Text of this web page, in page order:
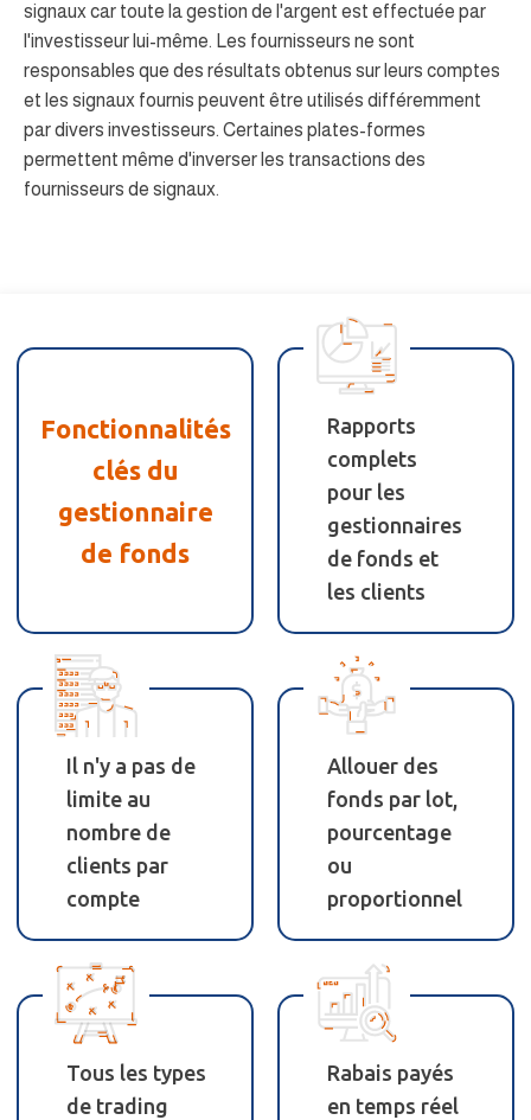
signaux car toute la gestion de l'argent est effectuée par
l'investisseur lui-même. Les fournisseurs ne sont
responsables que des résultats obtenus sur leurs comptes
et les signaux fournis peuvent être utilisés différemment
par divers investisseurs. Certaines plates-formes
permettent même d'inverser les transactions des
fournisseurs de signaux.
Fonctionnalités
clés du
gestionnaire
de fonds
Rapports
complets
pour les
gestionnaires
de fonds et
les clients
Il n'y a pas de
limite au
nombre de
clients par
compte
Allouer des
fonds par lot,
pourcentage
ou
proportionnel
Tous les types
de trading
Rabais payés
en temps réel